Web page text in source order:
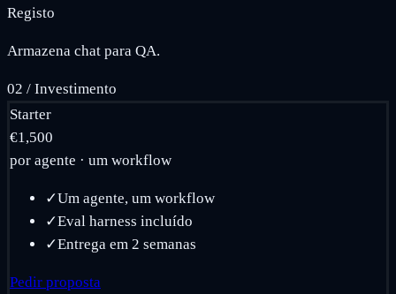
Registo
Armazena chat para QA.
02 / Investimento
Starter
€1,500
por agente · um workflow
✓Um agente, um workflow
✓Eval harness incluído
✓Entrega em 2 semanas
Pedir proposta